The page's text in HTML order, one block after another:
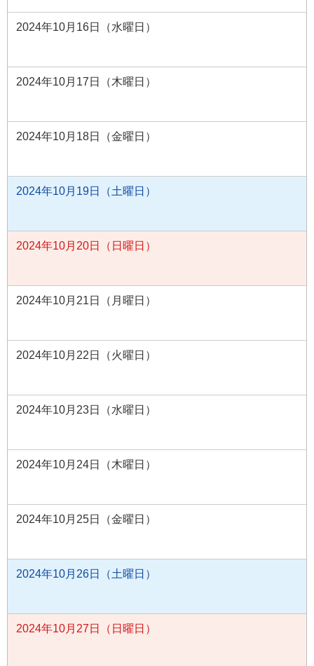
2024年10月16日（水曜日）
2024年10月17日（木曜日）
2024年10月18日（金曜日）
2024年10月19日（土曜日）
2024年10月20日（日曜日）
2024年10月21日（月曜日）
2024年10月22日（火曜日）
2024年10月23日（水曜日）
2024年10月24日（木曜日）
2024年10月25日（金曜日）
2024年10月26日（土曜日）
2024年10月27日（日曜日）